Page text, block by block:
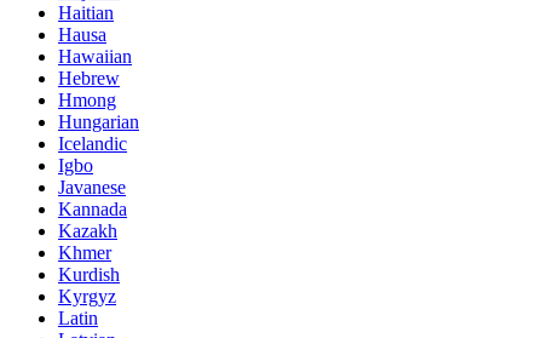
Haitian
Hausa
Hawaiian
Hebrew
Hmong
Hungarian
Icelandic
Igbo
Javanese
Kannada
Kazakh
Khmer
Kurdish
Kyrgyz
Latin